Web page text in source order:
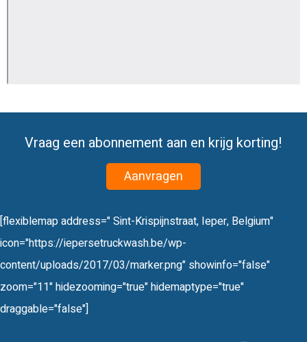
Vraag een abonnement aan en krijg korting!
Aanvragen
[flexiblemap address=" Sint-Krispijnstraat, Ieper, Belgium"
icon="https://iepersetruckwash.be/wp-
content/uploads/2017/03/marker.png" showinfo="false"
zoom="11" hidezooming="true" hidemaptype="true"
draggable="false"]